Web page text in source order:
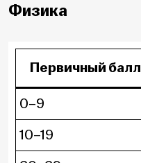
Физика
Первичный балл
0–9
10–19